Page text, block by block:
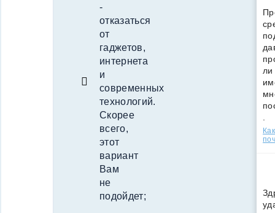
-
отказаться
от
гаджетов,
интернета
и
современных
технологий.
Скорее
всего,
этот
вариант
Вам
не
подойдет;
ли